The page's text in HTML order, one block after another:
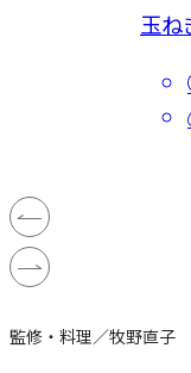
玉ね
監修・料理／牧野直子